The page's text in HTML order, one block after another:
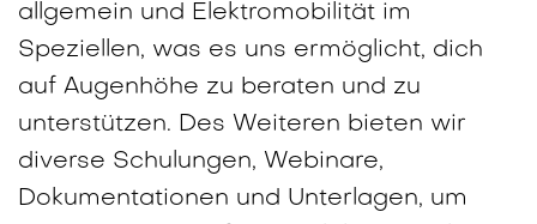
allgemein und Elektromobilität im
Speziellen, was es uns ermöglicht, dich
auf Augenhöhe zu beraten und zu
unterstützen. Des Weiteren bieten wir
diverse Schulungen, Webinare,
Dokumentationen und Unterlagen, um